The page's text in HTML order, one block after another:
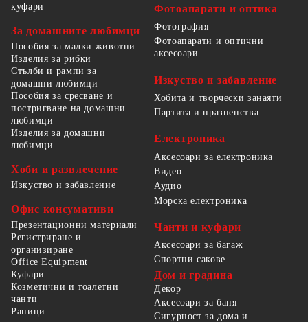
куфари
За домашните любимци
Пособия за малки животни
Изделия за рибки
Стълби и рампи за
домашни любимци
Пособия за сресване и
постригване на домашни
любимци
Изделия за домашни
любимци
Хоби и развлечение
Изкуство и забавление
Офис консумативи
Презентационни материали
Регистриране и
организиране
Office Equipment
Фотоапарати и оптика
Фотография
Фотоапарати и оптични
аксесоари
Изкуство и забавление
Хобита и творчески занаяти
Партита и празненства
Електроника
Аксесоари за електроника
Видео
Аудио
Морска електроника
Чанти и куфари
Аксесоари за багаж
Спортни сакове
Куфари
Козметични и тоалетни
чанти
Раници
Дом и градина
Декор
Аксесоари за баня
Сигурност за дома и